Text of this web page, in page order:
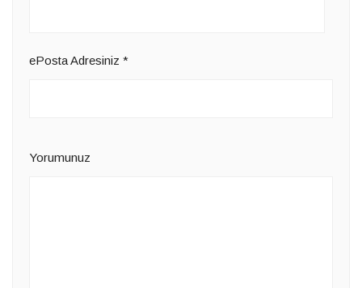
ePosta Adresiniz *
Yorumunuz